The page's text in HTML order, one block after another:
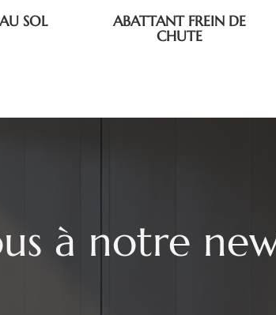
SOL
ABATTANT FREIN DE
CHUTE
à notre